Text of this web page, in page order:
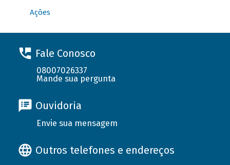
Ações
Fale Conosco
08007026337
Mande sua pergunta
Ouvidoria
Envie sua mensagem
Outros telefones e endereços